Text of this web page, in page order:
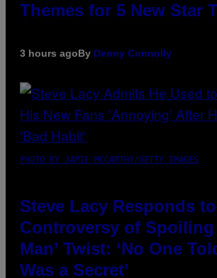
Themes for 5 New Star
3 hours agoBy Denny Connolly
PHOTO BY JAMIE MCCARTHY/GETTY IMAGES
Steve Lacy Responds to
Controversy of Spoiling
Man’ Twist: ‘No One
Was a Secret’